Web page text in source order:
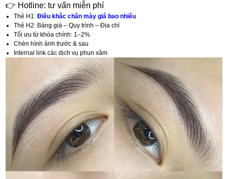
👉 Hotline: tư vấn miễn phí
Thẻ H1: Điêu khắc chân mày giá bao nhiêu
Thẻ H2: Bảng giá – Quy trình – Địa chỉ
Tối ưu từ khóa chính: 1–2%
Chèn hình ảnh trước & sau
Internal link các dịch vụ phun xăm